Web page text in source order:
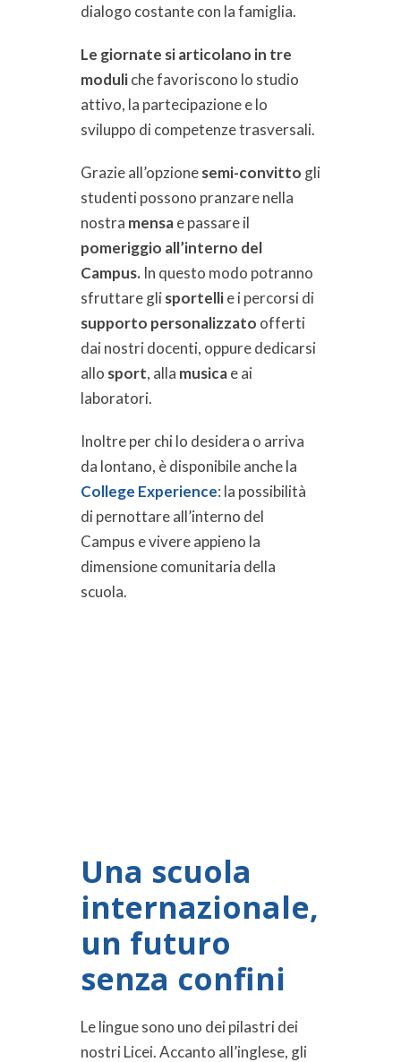
dialogo costante con la famiglia.
Le giornate si articolano in tre
moduliche favoriscono lo studio
attivo, la partecipazione e lo
sviluppo di competenze trasversali.
Grazie all’opzionesemi-convitto gli
studenti possono pranzare nella
nostra mensae passare il
pomeriggio all’interno del
Campus. In questo modo potranno
sfruttare glisportellie i percorsi di
supporto personalizzato offerti
dai nostri docenti, oppure dedicarsi
allo sport, alla musicae ai
laboratori.
Inoltre per chi lo desidera o arriva
da lontano, è disponibile anche la
College Experience: la possibilità
di pernottare all’interno del
Campus e vivere appieno la
dimensione comunitaria della
scuola.
Una scuola
internazionale,
un futuro
senza confini
Le lingue sono uno dei pilastri dei
nostri Licei. Accanto all’inglese, gli